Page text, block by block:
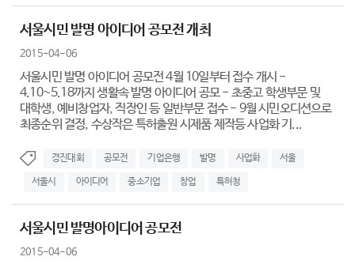
서울시민 발명 아이디어 공모전 개최
2015-04-06
서울시민 발명 아이디어 공모전 4월 10일부터 접수 개시 -
4.10~5.18까지 생활속 발명 아이디어 공모 - 초중고 학생부문 및
대학생, 예비창업자, 직장인 등 일반부문 접수 - 9월 시민오디션으로
최종순위 결정, 수상작은 특허출원 시제품 제작등 사업화 기...
경진대회 공모전 기업은행 발명 사업화 서울
서울시 아이디어 중소기업 창업 특허청
서울시민 발명아이디어 공모전
2015-04-06